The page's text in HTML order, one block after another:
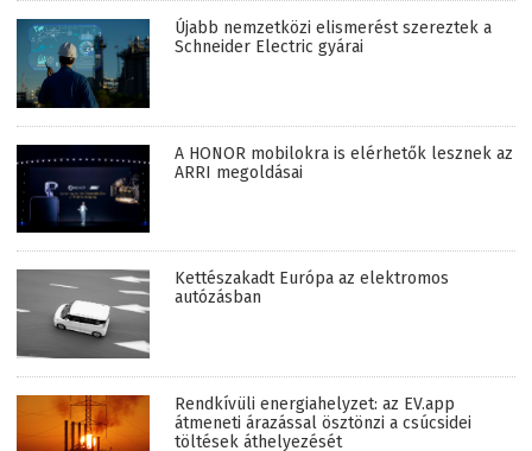
Újabb nemzetközi elismerést szereztek a
Schneider Electric gyárai
A HONOR mobilokra is elérhetők lesznek az
ARRI megoldásai
Kettészakadt Európa az elektromos
autózásban
Rendkívüli energiahelyzet: az EV.app
átmeneti árazással ösztönzi a csúcsidei
töltések áthelyezését